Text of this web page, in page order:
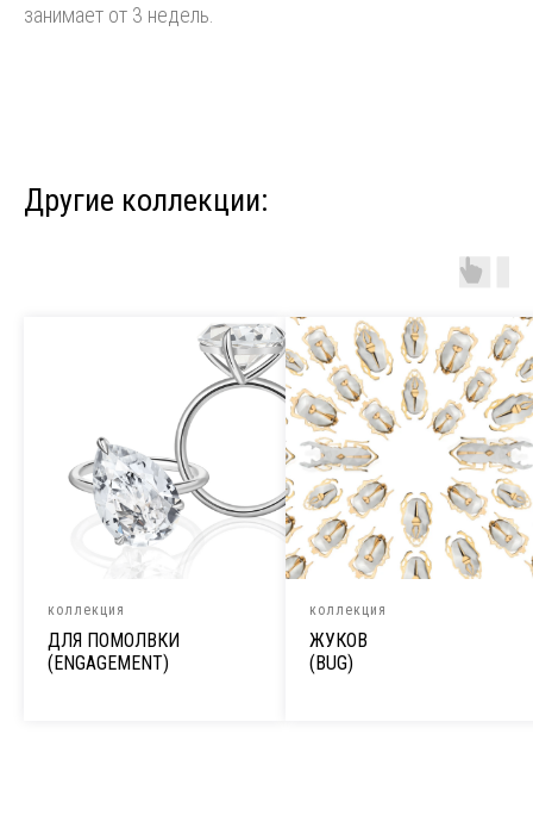
занимает от 3 недель.
Другие коллекции:
коллекция
ДЛЯ ПОМОЛВКИ
(ENGAGEMENT)
коллекция
ЖУКОВ
(BUG)